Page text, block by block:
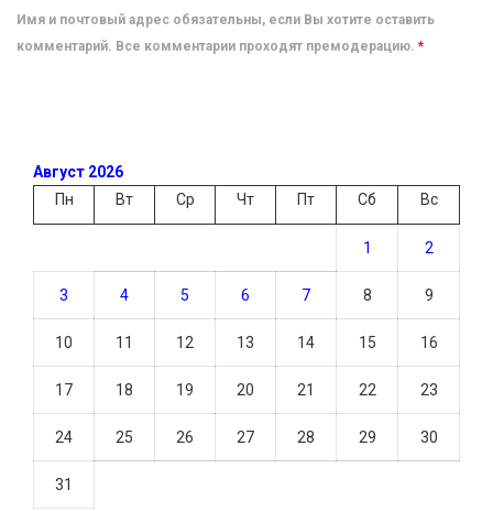
Имя и почтовый адрес обязательны, если Вы хотите оставить
комментарий. Все комментарии проходят премодерацию. *
Август 2026
Пн
Вт Ср Чт Пт Сб Вс
1 2
3 4 5 6 7 8 9
10 11 12 13 14 15 16
17 18 19 20 21 22 23
24 25 26 27 28 29 30
31